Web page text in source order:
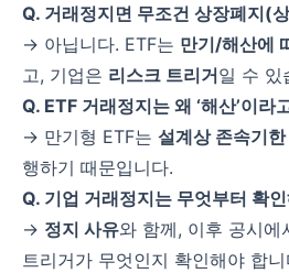
Q. 거래정지면 무조건 상장폐지(
→ 아닙니다. ETF는 만기/해산에
고, 기업은 리스크 트리거일 수 있
Q. ETF 거래정지는 왜 ‘해산’이라
→ 만기형 ETF는 설계상 존속기한
행하기 때문입니다.
Q. 기업 거래정지는 무엇부터 확
→ 정지 사유와 함께, 이후 공시에
트리거가 무엇인지 확인해야 합니